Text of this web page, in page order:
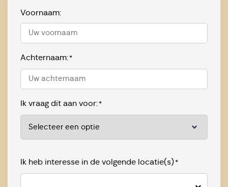
Voornaam:
Achternaam: *
Ik vraag dit aan voor: *
Ik heb interesse in de volgende locatie(s) *